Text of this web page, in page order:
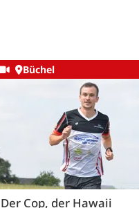
Büchel
Der Cop, der Hawaii